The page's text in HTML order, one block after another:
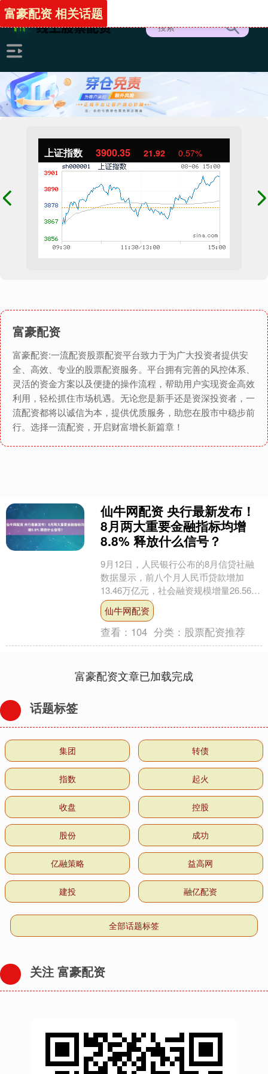
上证指数 3900.35 21.92 0.57%
富豪配资
富豪配资:一流配资股票配资平台致力于为广大投资者提供安
全、高效、专业的股票配资服务。平台拥有完善的风控体系、
灵活的资金方案以及便捷的操作流程，帮助用户实现资金高效
利用，轻松抓住市场机遇。无论您是新手还是资深投资者，一
流配资都将以诚信为本，提供优质服务，助您在股市中稳步前
行。选择一流配资，开启财富增长新篇章！
富豪配资 相关话题
仙牛网配资 央行最新发布！
8月两大重要金融指标均增
8.8% 释放什么信号？
9月12日，人民银行公布的8月信贷社融
数据显示，前八个月人民币贷款增加
13.46万亿元，社会融资规模增量26.56万
亿元。截至8月末，反映资金活化程度的
M1（狭....
仙牛网配资
查看： 104 分类： 股票配资推荐
富豪配资文章已加载完成
话题标签
集团 转债
指数 起火
收盘 控股
股份 成功
亿融策略 益高网
建投 融亿配资
全部话题标签
关注 富豪配资